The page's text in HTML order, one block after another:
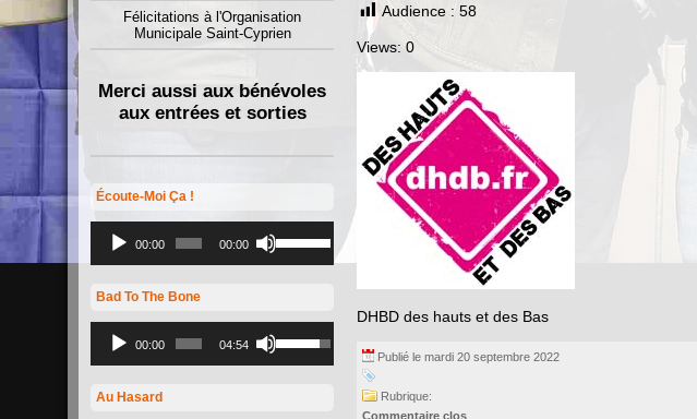
Félicitations à l'Organisation
Municipale Saint-Cyprien
Merci aussi aux bénévoles
aux entrées et sorties
Écoute-Moi Ça !
audio
00:00 00:00
les
ou
diminuer
le
volume.
Bad To The Bone
audio
00:00 04:54
les
Au Hasard
Audience : 58
Views: 0
DHBD des hauts et des Bas
Publié le mardi 20 septembre 2022
Rubrique:
Commentaire clos